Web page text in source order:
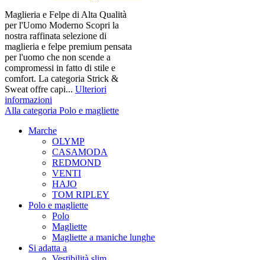
Maglieria e Felpe di Alta Qualità
per l'Uomo Moderno Scopri la
nostra raffinata selezione di
maglieria e felpe premium pensata
per l'uomo che non scende a
compromessi in fatto di stile e
comfort. La categoria Strick &
Sweat offre capi... Ulteriori
informazioni
Alla categoria Polo e magliette
Marche
OLYMP
CASAMODA
REDMOND
VENTI
HAJO
TOM RIPLEY
Polo e magliette
Polo
Magliette
Magliette a maniche lunghe
Si adatta a